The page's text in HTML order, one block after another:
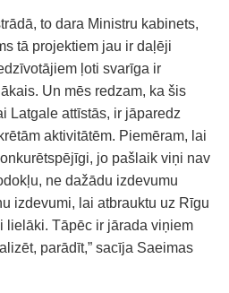
to dara Ministru kabinets,
tā projektiem jau ir daļēji
ļoti svarīga ir
Un mēs redzam, ka šis
Latgale attīstās, ir jāparedz
aktivitātēm. Piemēram, lai
jo pašlaik viņi nav
ne dažādu izdevumu
izdevumi, lai atbrauktu uz Rīgu
lielāki. Tāpēc ir jārada viņiem
parādīt,” sacīja Saeimas